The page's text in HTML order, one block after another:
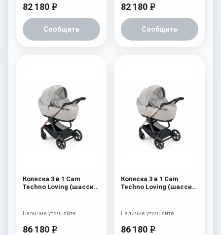
82 180 e
Сообщить
82 180 e
Сообщить
Коляска 3 в 1 Cam
Techno Loving (шасси
86 180 e
Наличие уточняйте
Коляска 3 в 1 Cam
Techno Loving (шасси
86 180 e
Наличие уточняйте